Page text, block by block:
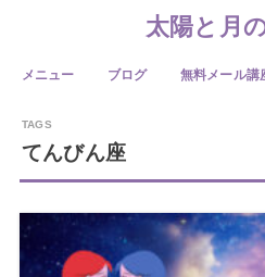
太陽と月
メニュー ブログ 無料メール講
てんびん座